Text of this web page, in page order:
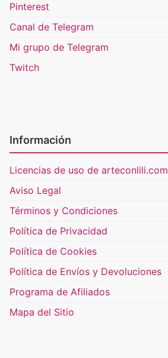
Pinterest
Canal de Telegram
Mi grupo de Telegram
Twitch
Información
Licencias de uso de arteconlili.com
Aviso Legal
Términos y Condiciones
Política de Privacidad
Política de Cookies
Política de Envíos y Devoluciones
Programa de Afiliados
Mapa del Sitio